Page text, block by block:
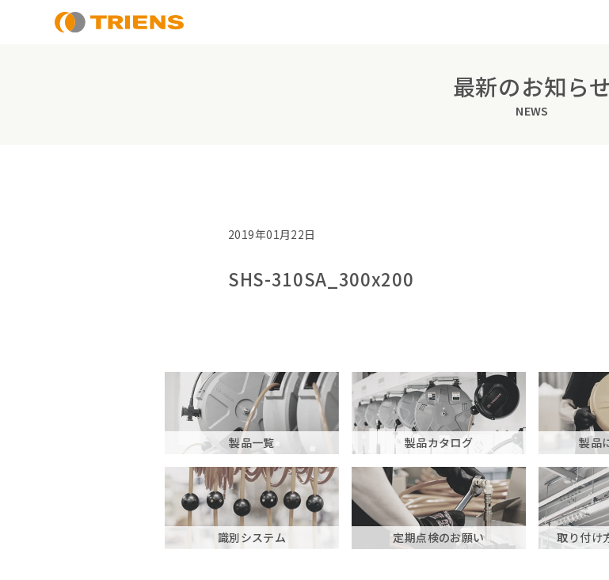
最新のお知らせ
NEWS
2019年01月22日
SHS-310SA_300x200
製品一覧 製品カタログ 製品
識別システム 定期点検のお願い 取り付け